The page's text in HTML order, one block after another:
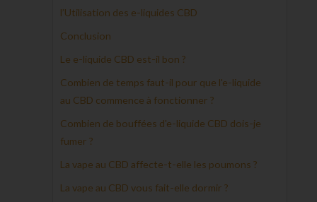
l’Utilisation des e-liquides CBD
Conclusion
Le e-liquide CBD est-il bon ?
Combien de temps faut-il pour que l'e-liquide
au CBD commence à fonctionner ?
Combien de bouffées d'e-liquide CBD dois-je
fumer ?
La vape au CBD affecte-t-elle les poumons ?
La vape au CBD vous fait-elle dormir ?